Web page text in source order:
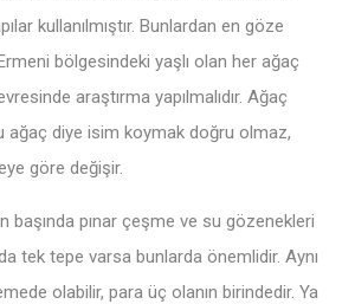
kullanılmıştır. Bunlardan en göze
bölgesindeki yaşlı olan her ağaç
araştırma yapılmalıdır. Ağaç
ağaç diye isim koymak doğru olmaz,
göre değişir.
başında pınar çeşme ve su gözenekleri
tek tepe varsa bunlarda önemlidir. Aynı
olabilir, para üç olanın birindedir. Ya